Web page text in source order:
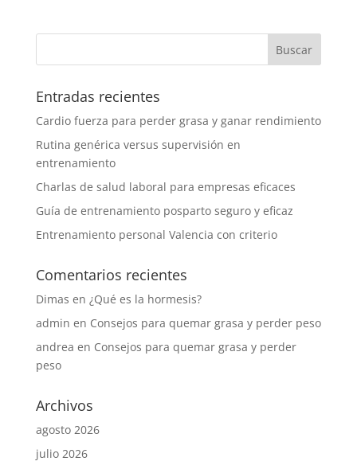
Entradas recientes
Cardio fuerza para perder grasa y ganar rendimiento
Rutina genérica versus supervisión en
entrenamiento
Charlas de salud laboral para empresas eficaces
Guía de entrenamiento posparto seguro y eficaz
Entrenamiento personal Valencia con criterio
Comentarios recientes
Dimas en ¿Qué es la hormesis?
admin en Consejos para quemar grasa y perder peso
andrea en Consejos para quemar grasa y perder
peso
Archivos
agosto 2026
julio 2026